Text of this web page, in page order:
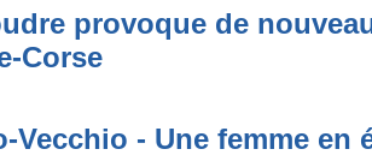
provoque de
Corse
Vecchio - Une femme en